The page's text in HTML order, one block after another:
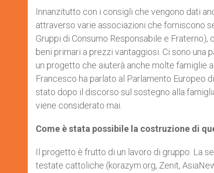
Innanzitutto con i consigli che vengono dati
attraverso varie associazioni che forniscono
Gruppi di Consumo Responsabile e
beni primari a prezzi vantaggiosi. Ci sono una
un progetto che aiuterà anche molte famiglie
Francesco ha parlato al Parlamento Europeo
stato dopo il discorso sul sostegno alla
viene considerato mai.
Come è stata possibile la costruzione di
Il progetto è frutto di un lavoro di gruppo. La
testate cattoliche (korazym.org, Zenit,